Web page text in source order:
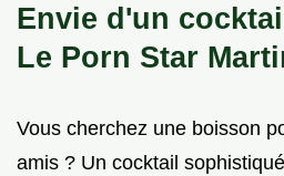
Envie d'un
Le Porn Star
Vous cherchez une boisson
amis ? Un cocktail